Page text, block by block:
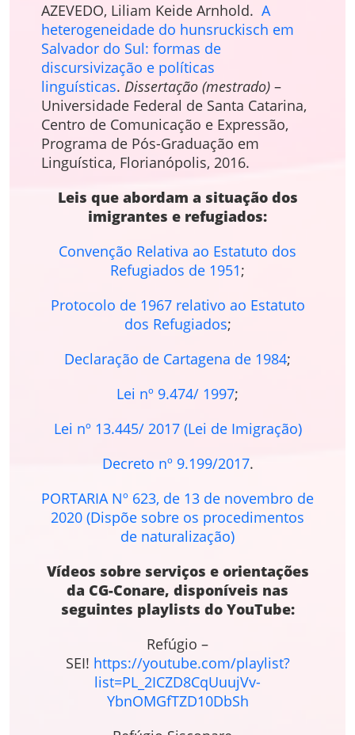
AZEVEDO, Liliam Keide Arnhold. A
heterogeneidade do hunsruckisch em
Salvador do Sul: formas de
discursivização e políticas
linguísticas. Dissertação (mestrado) –
Universidade Federal de Santa Catarina,
Centro de Comunicação e Expressão,
Programa de Pós-Graduação em
Linguística, Florianópolis, 2016.
Leis que abordam a situação dos
imigrantes e refugiados:
Convenção Relativa ao Estatuto dos
Refugiados de 1951;
Protocolo de 1967 relativo ao Estatuto
dos Refugiados;
Declaração de Cartagena de 1984;
Lei nº 9.474/ 1997;
Lei nº 13.445/ 2017 (Lei de Imigração)
Decreto nº 9.199/2017.
PORTARIA Nº 623, de 13 de novembro de
2020 (Dispõe sobre os procedimentos
de naturalização)
Vídeos sobre serviços e orientações
da CG-Conare, disponíveis nas
seguintes playlists do YouTube:
Refúgio –
SEI! https://youtube.com/playlist?
list=PL_2ICZD8CqUuujVv-
YbnOMGfTZD10DbSh